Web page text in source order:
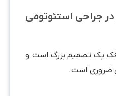
در جراحی استئوتومی
فک یک تصمیم بزرگ است و
ضروری است.